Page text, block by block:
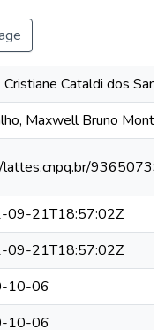
Cristiane Cataldi dos
Maxwell Bruno
lattes.cnpq.br/
09-21T18:57:02Z
09-21T18:57:02Z
10-06
10-06